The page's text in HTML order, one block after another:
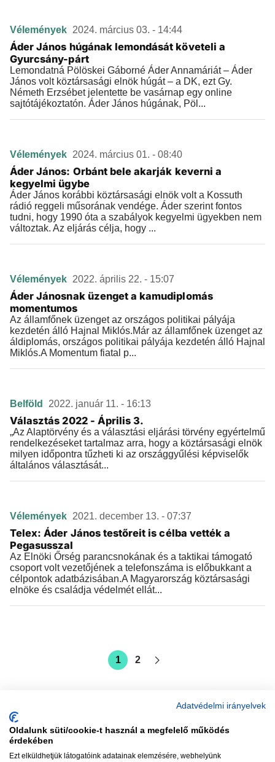
Vélemények 2024. március 03. - 14:44
Áder János húgának lemondását követeli a
Gyurcsány-párt
Lemondatná Pölöskei Gáborné Áder Annamáriát – Áder
János volt köztársasági elnök húgát – a DK, ezt Gy.
Németh Erzsébet jelentette be vasárnap egy online
sajtótájékoztatón. Áder János húgának, Pöl...
Vélemények 2024. március 01. - 08:40
Áder János: Orbánt bele akarják keverni a
kegyelmi ügybe
Áder János korábbi köztársasági elnök volt a Kossuth
rádió reggeli műsorának vendége. Áder szerint fontos
tudni, hogy 1990 óta a szabályok kegyelmi ügyekben nem
változtak. Az eljárás célja, hogy ...
Vélemények 2022. április 22. - 15:07
Áder Jánosnak üzenget a kamudiplomás
momentumos
Az államfőnek üzenget az országos politikai pályája
kezdetén álló Hajnal Miklós.Már az államfőnek üzenget az
áldiplomás, országos politikai pályája kezdetén álló Hajnal
Miklós.A Momentum fiatal p...
Belföld 2022. január 11. - 16:13
Választás 2022 - Április 3.
„Az Alaptörvény és a választási eljárási törvény egyértelmű
rendelkezéseket tartalmaz arra, hogy a köztársasági elnök
milyen időpontra tűzheti ki az országgyűlési képviselők
általános választását...
Vélemények 2021. december 13. - 07:37
Telex: Áder János testőreit is célba vették a
Pegasusszal
Az Elnöki Őrség parancsnokának és a taktikai támogató
csoport volt vezetőjének a telefonszáma is előbukkant a
célpontok adatbázisában.A Magyarország köztársasági
elnöke és családja védelmét ellát...
1 2
Adatvédelmi irányelvek
Oldalunk süti/cookie-t használ a megfelelő működés
érdekében
Ezt elküldhetjük látogatóink adatainak elemzésére, webhelyünk